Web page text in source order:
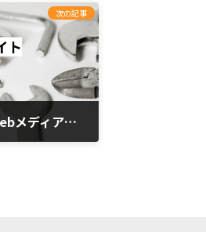
次の記事
建設業にまつわるお役立ちWebメディア「ツクノビマガジン」に掲載されました